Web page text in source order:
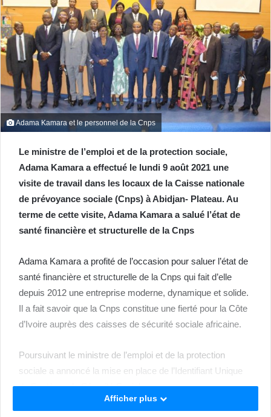
Adama Kamara et le personnel de la Cnps
Le ministre de l’emploi et de la protection sociale,
Adama Kamara a effectué le lundi 9 août 2021 une
visite de travail dans les locaux de la Caisse nationale
de prévoyance sociale (Cnps) à Abidjan- Plateau. Au
terme de cette visite, Adama Kamara a salué l’état de
santé financière et structurelle de la Cnps
Adama Kamara a profité de l’occasion pour saluer l’état de
santé financière et structurelle de la Cnps qui fait d’elle
depuis 2012 une entreprise moderne, dynamique et solide.
Il a fait savoir que la Cnps constitue une fierté pour la Côte
d’Ivoire auprès des caisses de sécurité sociale africaine.
Poursuivant le ministre de l’emploi et de la protection
sociale a annoncé la mise en place de l’Identifiant Unique
du Système de Sécurité Sociale .
Afficher plus